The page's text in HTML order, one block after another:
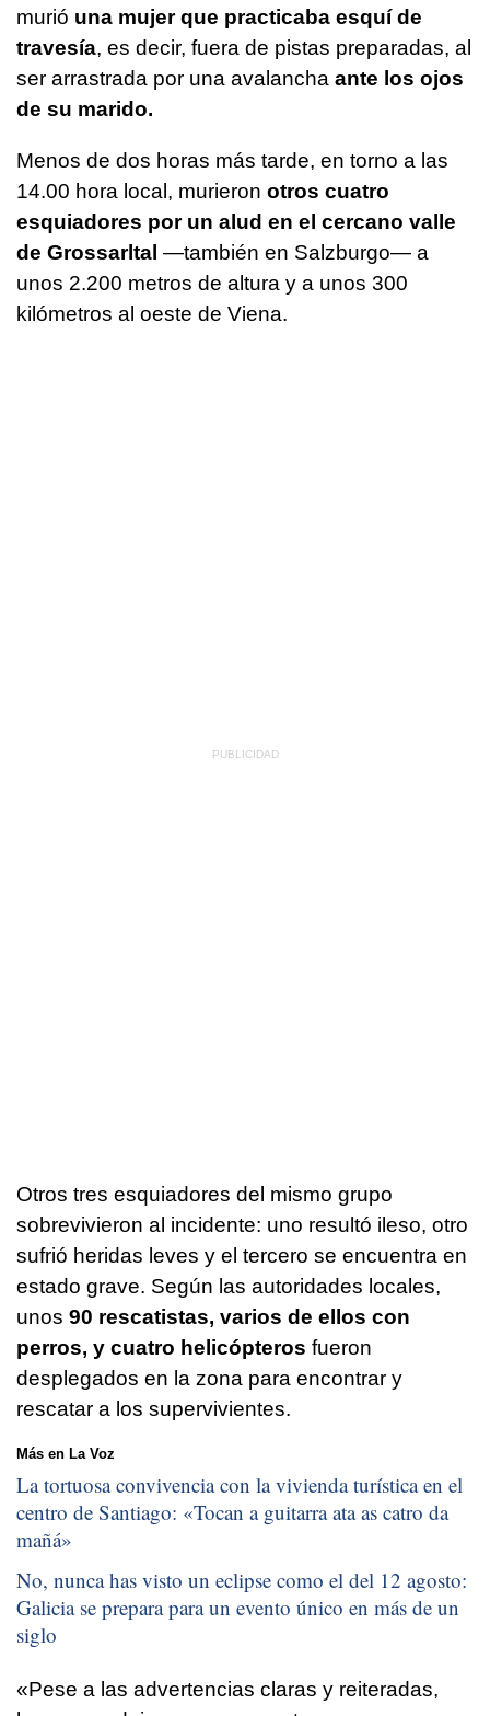
murió una mujer que practicaba esquí de
travesía, es decir, fuera de pistas preparadas, al
ser arrastrada por una avalancha ante los ojos
de su marido.
Menos de dos horas más tarde, en torno a las
14.00 hora local, murieron otros cuatro
esquiadores por un alud en el cercano valle
de Grossarltal —también en Salzburgo— a
unos 2.200 metros de altura y a unos 300
kilómetros al oeste de Viena.
Otros tres esquiadores del mismo grupo
sobrevivieron al incidente: uno resultó ileso, otro
sufrió heridas leves y el tercero se encuentra en
estado grave. Según las autoridades locales,
unos 90 rescatistas, varios de ellos con
perros, y cuatro helicópteros fueron
desplegados en la zona para encontrar y
rescatar a los supervivientes.
Más en La Voz
La tortuosa convivencia con la vivienda turística en el
centro de Santiago: «Tocan a guitarra ata as catro da
mañá»
No, nunca has visto un eclipse como el del 12 agosto:
Galicia se prepara para un evento único en más de un
siglo
«Pese a las advertencias claras y reiteradas,